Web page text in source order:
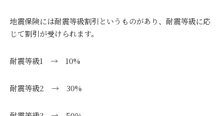
地震保険には耐震等級割引というものがあり、耐震等級に応
じて割引が受けられます。
耐震等級1 → 10%
耐震等級2 → 30%